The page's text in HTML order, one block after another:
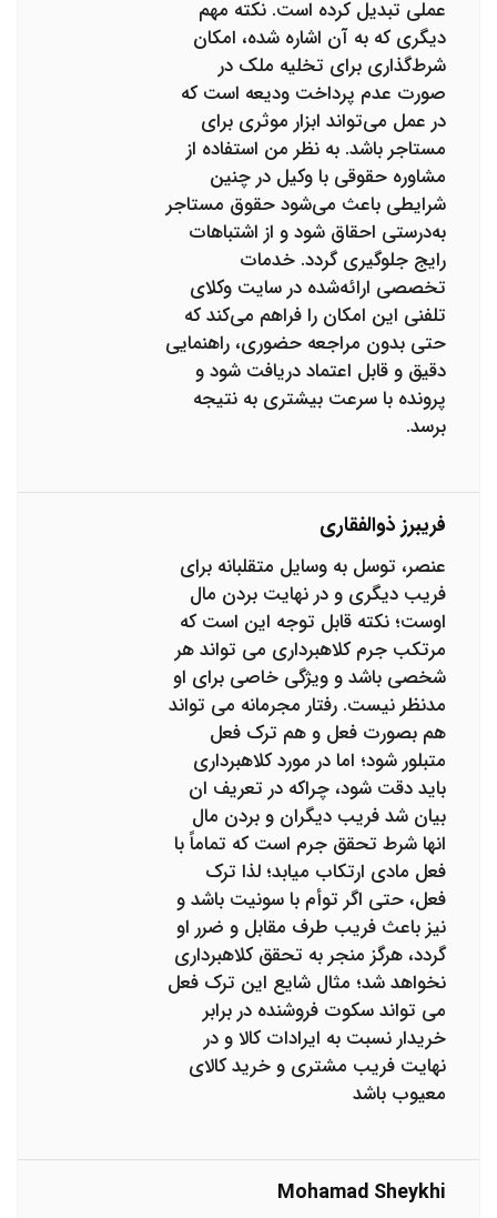
عملی تبدیل کرده است. نکته مهم
دیگری که به آن اشاره شده، امکان
شرط‌گذاری برای تخلیه ملک در
صورت عدم پرداخت ودیعه است که
در عمل می‌تواند ابزار موثری برای
مستاجر باشد. به نظر من استفاده از
مشاوره حقوقی با وکیل در چنین
شرایطی باعث می‌شود حقوق مستاجر
به‌درستی احقاق شود و از اشتباهات
رایج جلوگیری گردد. خدمات
تخصصی ارائه‌شده در سایت وکلای
تلفنی این امکان را فراهم می‌کند که
حتی بدون مراجعه حضوری، راهنمایی
دقیق و قابل اعتماد دریافت شود و
پرونده با سرعت بیشتری به نتیجه
برسد.
فریبرز ذوالفقاری
عنصر، توسل به وسایل متقلبانه برای
فریب دیگری و در نهایت بردن مال
اوست؛ نکته قابل توجه این است که
مرتکب جرم کلاهبرداری می تواند هر
شخصی باشد و ویژگی خاصی برای او
مدنظر نیست. رفتار مجرمانه می تواند
هم بصورت فعل و هم ترک فعل
متبلور شود؛ اما در مورد کلاهبرداری
باید دقت شود، چراکه در تعریف ان
بیان شد فریب دیگران و بردن مال
انها شرط تحقق جرم است که تماماً با
فعل مادی ارتکاب میابد؛ لذا ترک
فعل، حتی اگر توأم با سونیت باشد و
نیز باعث فریب طرف مقابل و ضرر او
گردد، هرگز منجر به تحقق کلاهبرداری
نخواهد شد؛ مثال شایع این ترک فعل
می تواند سکوت فروشنده در برابر
خریدار نسبت به ایرادات کالا و در
نهایت فریب مشتری و خرید کالای
معیوب باشد
Mohamad Sheykhi